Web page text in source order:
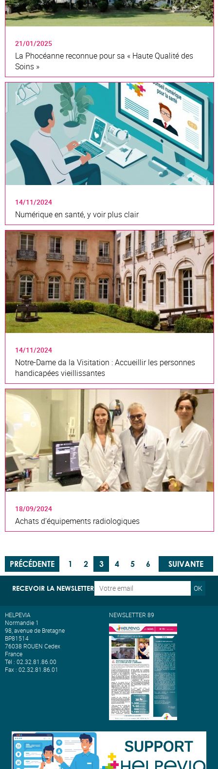
21/01/2025
La Phocéanne reconnue pour sa « Haute Qualité des
Soins »
14/11/2024
Numérique en santé, y voir plus clair
14/11/2024
Notre-Dame da la Visitation : Accueillir les personnes
handicapées vieillissantes
18/09/2024
Achats d’équipements radiologiques
PRÉCÉDENTE 1 2 3 4 5
6
8 ... 15
SUIVANTE
RECEVOIR LA NEWSLETTER OK
HELPEVIA
Normandie 1
98, avenue de Bretagne
BP81514
76038 ROUEN Cedex
France
Tél : 02.32.81.86.00
Fax : 02.32.81.86.01
NEWSLETTER 89